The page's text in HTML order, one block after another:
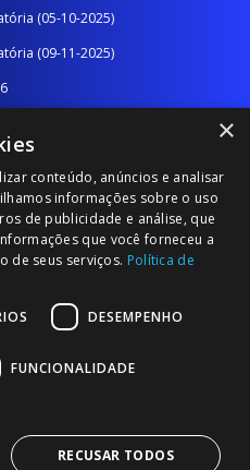
(05-10-2025)
(09-11-2025)
2026
Popular Barcelos
×
conteúdo, anúncios e analisar
informações sobre o uso
de publicidade e análise, que
que você forneceu a
de seus serviços. Política de
DESEMPENHO
FUNCIONALIDADE
RECUSAR TODOS